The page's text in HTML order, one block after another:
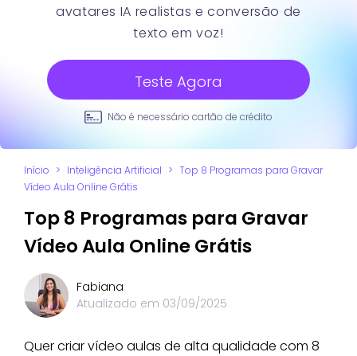
avatares IA realistas e conversão de
texto em voz!
Teste Agora
Não é necessário cartão de crédito
Início > Inteligência Artificial > Top 8 Programas para Gravar
Vídeo Aula Online Grátis
Top 8 Programas para Gravar
Vídeo Aula Online Grátis
Fabiana
Atualizado em 03/09/2025
Quer criar vídeo aulas de alta qualidade com 8